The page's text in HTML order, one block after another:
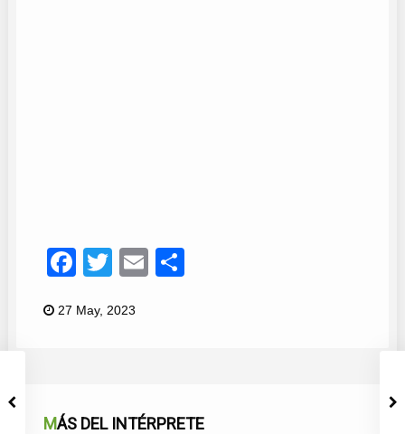
Facebook
TwitterEmail
27 May, 2023
MÁS DEL INTÉRPRETE